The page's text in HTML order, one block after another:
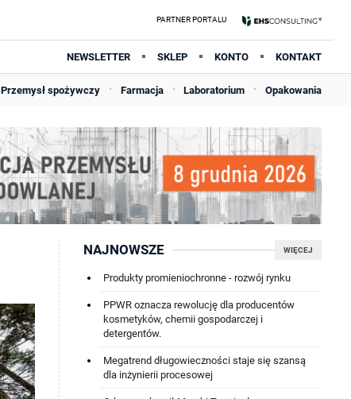
NEWSLETTER SKLEP KONTO KONTAKT
Przemysł spożywczy Farmacja Laboratorium Opakowania
WIĘCEJ
NAJNOWSZE
Produkty promieniochronne - rozwój rynku
PPWR oznacza rewolucję dla producentów
kosmetyków, chemii gospodarczej i
detergentów.
Megatrend długowieczności staje się szansą
dla inżynierii procesowej